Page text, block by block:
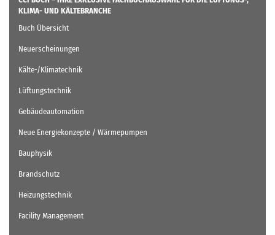
KLIMA- UND KÄLTEBRANCHE
Buch Übersicht
Neuerscheinungen
Kälte-/Klimatechnik
Lüftungstechnik
Gebäudeautomation
Neue Energiekonzepte / Wärmepumpen
Bauphysik
Brandschutz
Heizungstechnik
Facility Management